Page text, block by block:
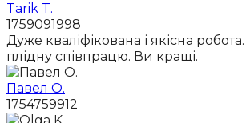
Tarik T.
1759091998
Дуже кваліфікована і якісна
плідну співпрацю. Ви кращі.
Павел О.
1754759912